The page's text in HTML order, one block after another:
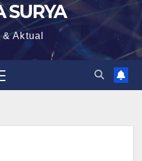
SURYA
Aktual